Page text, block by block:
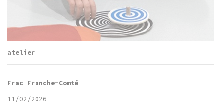
atelier
Frac Franche-Comté
11/02/2026